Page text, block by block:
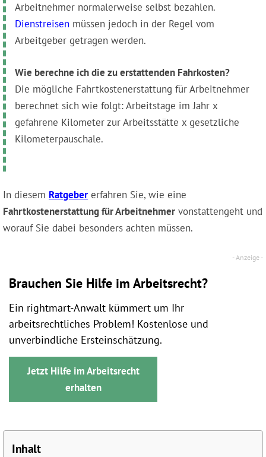
Arbeitnehmer normalerweise selbst bezahlen.
Dienstreisen müssen jedoch in der Regel vom
Arbeitgeber getragen werden.
Wie berechne ich die zu erstattenden Fahrkosten?
Die mögliche Fahrtkostenerstattung für Arbeitnehmer
berechnet sich wie folgt: Arbeitstage im Jahr x
gefahrene Kilometer zur Arbeitsstätte x gesetzliche
Kilometerpauschale.
In diesem Ratgeber erfahren Sie, wie eine
Fahrtkostenerstattung für Arbeitnehmer vonstattengeht und
worauf Sie dabei besonders achten müssen.
Brauchen Sie Hilfe im Arbeitsrecht?
Ein rightmart-Anwalt kümmert um Ihr
arbeitsrechtliches Problem! Kostenlose und
unverbindliche Ersteinschätzung.
Jetzt Hilfe im Arbeitsrecht
erhalten
Inhalt